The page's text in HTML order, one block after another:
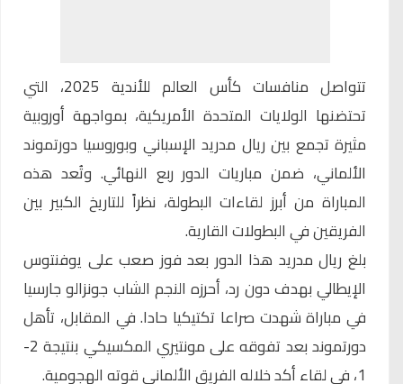
تتواصل منافسات كأس العالم للأندية 2025، التي
تحتضنها الولايات المتحدة الأمريكية، بمواجهة أوروبية
مثيرة تجمع بين ريال مدريد الإسباني وبوروسيا دورتموند
الألماني، ضمن مباريات الدور ربع النهائي. وتُعد هذه
المباراة من أبرز لقاءات البطولة، نظراً للتاريخ الكبير بين
الفريقين في البطولات القارية.
بلغ ريال مدريد هذا الدور بعد فوز صعب على يوفنتوس
الإيطالي بهدف دون رد، أحرزه النجم الشاب جونزالو جارسيا
في مباراة شهدت صراعا تكتيكيا حادا. في المقابل، تأهل
دورتموند بعد تفوقه على مونتيري المكسيكي بنتيجة 2-
1، في لقاء أكد خلاله الفريق الألماني قوته الهجومية.